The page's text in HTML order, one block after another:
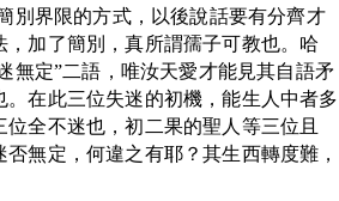
別界限的方式，以後說話要有分齊才
加了簡別，真所謂孺子可教也。哈
無定”二語，唯汝天愛才能見其自語矛
在此三位失迷的初機，能生人中者多
全不迷也，初二果的聖人等三位且
無定，何違之有耶？其生西轉度難，